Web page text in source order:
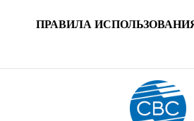
экономики и наращивает
ПРАВИЛА